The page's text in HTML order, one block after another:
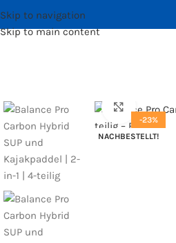
Skip to navigation
Skip to main content
-23%
NACHBESTELLT!
Bild